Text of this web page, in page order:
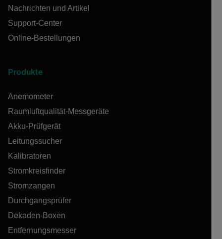
Nachrichten und Artikel
Support-Center
Online-Bestellungen
Produkte
Anemometer
Raumluftqualität-Messgeräte
Akku-Prüfgerät
Leitungssucher
Kalibratoren
Stromkreisfinder
Stromzangen
Durchgangsprüfer
Dekaden-Boxen
Entfernungsmesser